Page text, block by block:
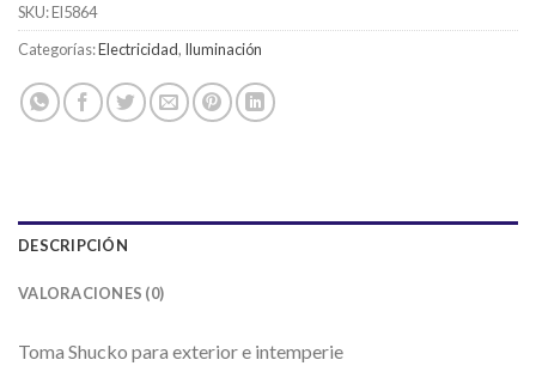
SKU:El5864
Categorías:Electricidad, Iluminación
DESCRIPCIÓN
VALORACIONES (0)
Toma Shucko para exterior e intemperie